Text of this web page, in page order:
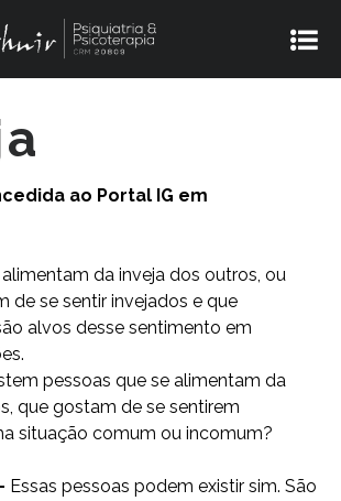
ao Portal IG em
da inveja dos outros, ou
de se sentir invejados e que
alvos desse sentimento em
pessoas que se alimentam da
que gostam de se sentirem
situação comum ou incomum?
Essas pessoas podem existir sim. São